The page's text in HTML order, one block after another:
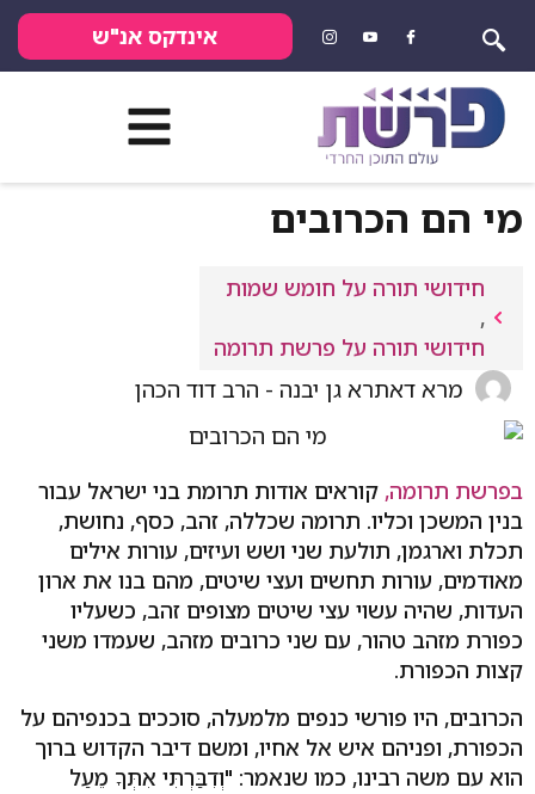
אינדקס אנ"ש
מי הם הכרובים
חידושי תורה על חומש שמות
,
חידושי תורה על פרשת תרומה
מרא דאתרא גן יבנה - הרב דוד הכהן
בפרשת תרומה, קוראים אודות תרומת בני ישראל עבור
בנין המשכן וכליו. תרומה שכללה, זהב, כסף, נחושת,
תכלת וארגמן, תולעת שני ושש ועיזים, עורות אילים
מאודמים, עורות תחשים ועצי שיטים, מהם בנו את ארון
העדות, שהיה עשוי עצי שיטים מצופים זהב, כשעליו
כפורת מזהב טהור, עם שני כרובים מזהב, שעמדו משני
קצות הכפורת.
הכרובים, היו פורשי כנפים מלמעלה, סוככים בכנפיהם על
הכפורת, ופניהם איש אל אחיו, ומשם דיבר הקדוש ברוך
הוא עם משה רבינו, כמו שנאמר: "וְדִבַּרְתִּי אִתְּךָ מֵעַל